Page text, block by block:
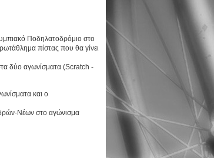
Ποδηλατοδρόμιο στο
πίστας που θα γίνει
αγωνίσματα (Scratch -
και ο
Νέων στο αγώνισμα